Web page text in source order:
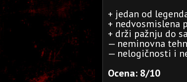
+ jedan od
+ nedvosmislena
+ drži pažnju do
— neminovna
— nelogičnosti i
Ocena: 8/10